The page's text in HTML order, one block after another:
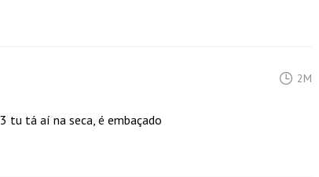
2M
tu tá aí na seca, é embaçado